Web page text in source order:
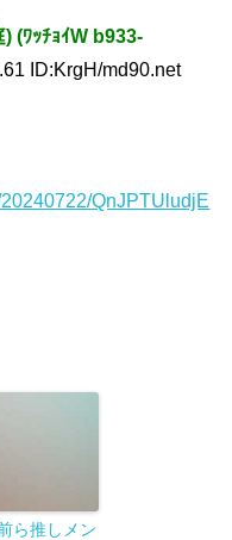
(ﾜｯﾁｮｲW b933-
ID:KrgH/md90.net
QnJPTUludjE
ら推しメン